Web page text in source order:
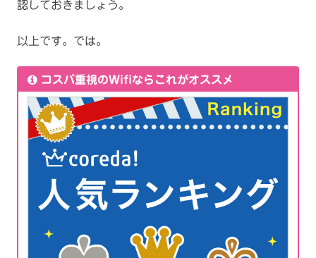
認しておきましょう。
以上です。では。
コスパ重視のWifiならこれがオススメ